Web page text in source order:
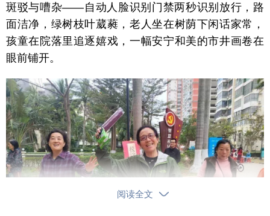
斑驳与嘈杂——自动人脸识别门禁两秒识别放行，路
面洁净，绿树枝叶葳蕤，老人坐在树荫下闲话家常，
孩童在院落里追逐嬉戏，一幅安宁和美的市井画卷在
眼前铺开。
阅读全文